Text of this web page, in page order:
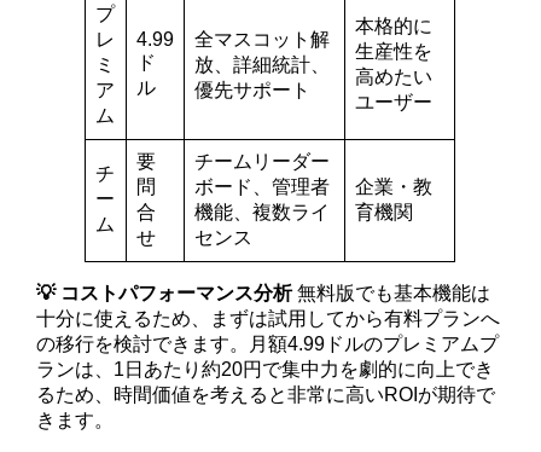
プ
レ
ミ
ア
ム
4.99
ド
ル
全マスコット解
放、詳細統計、
優先サポート
本格的に
生産性を
高めたい
ユーザー
チ
ー
ム
要
問
合
せ
チームリーダー
ボード、管理者
機能、複数ライ
センス
企業・教
育機関
💡 コストパフォーマンス分析無料版でも基本機能は
十分に使えるため、まずは試用してから有料プランへ
の移行を検討できます。月額4.99ドルのプレミアムプ
ランは、1日あたり約20円で集中力を劇的に向上でき
るため、時間価値を考えると非常に高いROIが期待で
きます。